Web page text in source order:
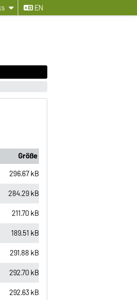
EN
Größe
296.67 kB
284.29 kB
211.70 kB
189.51 kB
291.88 kB
292.70 kB
292.63 kB